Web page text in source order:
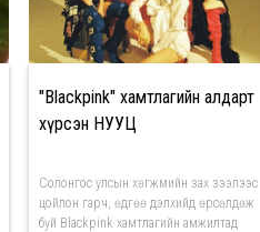
"Blackpink" хамтлагийн алдарт
хүрсэн НУУЦ
Солонгос улсын хөгжмийн зах зээлээс
цойлон гарч, өдгөө дэлхийд өрсөлдөж
буй Blackpink хамтлагийн амжилтад